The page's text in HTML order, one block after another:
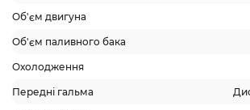
Об'єм двигуна
Об'єм паливного бака
Охолодження
Передні гальма